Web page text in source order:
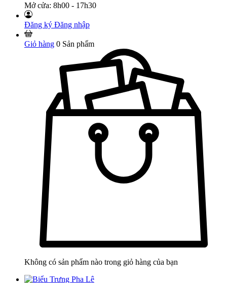
Mở cửa: 8h00 - 17h30
Đăng ký Đăng nhập
Giỏ hàng 0 Sản phẩm
Không có sản phẩm nào trong giỏ hàng của bạn